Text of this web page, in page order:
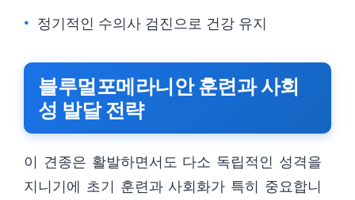
정기적인 수의사 검진으로 건강 유지
블루멀포메라니안 훈련과 사회
성 발달 전략
이 견종은 활발하면서도 다소 독립적인 성격을
지니기에 초기 훈련과 사회화가 특히 중요합니